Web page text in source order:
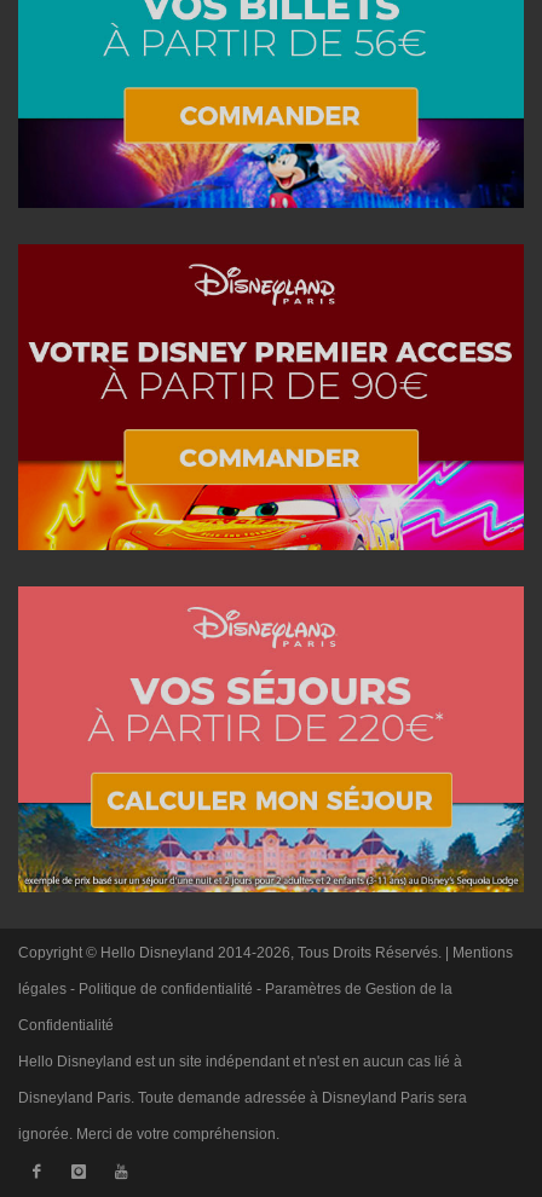
Copyright © Hello Disneyland 2014-2026, Tous Droits Réservés. | Mentions
légales - Politique de confidentialité - Paramètres de Gestion de la
Confidentialité
Hello Disneyland est un site indépendant et n'est en aucun cas lié à
Disneyland Paris. Toute demande adressée à Disneyland Paris sera
ignorée. Merci de votre compréhension.